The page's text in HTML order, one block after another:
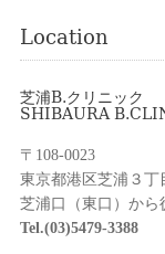
Location
芝浦B.クリニック
SHIBAURA
〒108-0023
東京都港区芝浦３丁
芝浦口（東口）から
Tel.(03)5479-3388